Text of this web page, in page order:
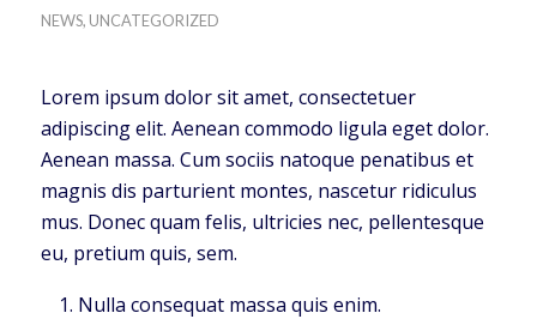
NEWS, UNCATEGORIZED
Lorem ipsum dolor sit amet, consectetuer
adipiscing elit. Aenean commodo ligula eget dolor.
Aenean massa. Cum sociis natoque penatibus et
magnis dis parturient montes, nascetur ridiculus
mus. Donec quam felis, ultricies nec, pellentesque
eu, pretium quis, sem.
Nulla consequat massa quis enim.